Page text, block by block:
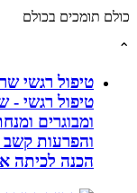
בכולם
טיפול רגשי שרון
טיפול רגשי -
ומבוגרים ומנחת
והפרעות קשב
הכנה לכיתה א`.